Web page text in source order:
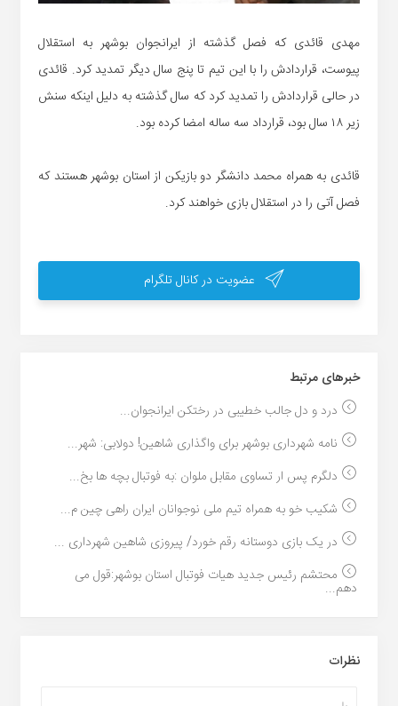
مهدی قائدی که فصل گذشته از ایرانجوان بوشهر به استقلال
پیوست، قراردادش را با این تیم تا پنج سال دیگر تمدید کرد. قائدی
در حالی قراردادش را تمدید کرد که سال گذشته به دلیل اینکه سنش
زیر ۱۸ سال بود، قرارداد سه ساله امضا کرده بود.
قائدی به همراه محمد دانشگر دو بازیکن از استان بوشهر هستند که
فصل آتی را در استقلال بازی خواهند کرد.
عضویت در کانال تلگرام
خبر‌های مرتبط
درد و دل جالب خطیبی در رختکن ایرانجوان...
نامه شهرداری بوشهر برای واگذاری شاهین! دولابی: شهر...
دلگرم پس ار تساوی مقابل ملوان :به فوتبال بچه ها بخ...
شکیب خو به همراه تیم ملی نوجوانان ایران راهی چین م...
در یک بازی دوستانه رقم خورد/ پیروزی شاهین شهرداری ...
محتشم رئیس جدید هیات فوتبال استان بوشهر:قول می
دهم...
نظرات